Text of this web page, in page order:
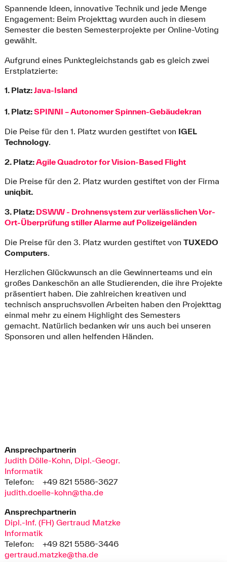
Spannende Ideen, innovative Technik und jede Menge
Engagement: Beim Projekttag wurden auch in diesem
Semester die besten Semesterprojekte per Online-Voting
gewählt.
Aufgrund eines Punktegleichstands gab es gleich zwei
Erstplatzierte:
1. Platz:Java-Island
1. Platz:SPINNI – Autonomer Spinnen-Gebäudekran
Die Peise für den 1. Platz wurden gestiftet von IGEL
Technology.
2. Platz:Agile Quadrotor for Vision-Based Flight
Die Preise für den 2. Platz wurden gestiftet von der Firma
uniqbit.
3. Platz: DSWW - Drohnensystem zur verlässlichen Vor-
Ort-Überprüfung stiller Alarme auf Polizeigeländen
Die Preise für den 3. Platz wurden gestiftet von TUXEDO
Computers
Herzlichen Glückwunsch an die Gewinnerteams und ein
großes Dankeschön an alle Studierenden, die ihre Projekte
präsentiert haben. Die zahlreichen kreativen und
technisch anspruchsvollen Arbeiten haben den Projekttag
einmal mehr zu einem Highlight des Semesters
gemacht. Natürlich bedanken wir uns auch bei unseren
Sponsoren und allen helfenden Händen.
Ansprechpartnerin
Judith Dölle-Kohn, Dipl.-Geogr.
Informatik
Telefon:
+49 821 5586-3627
judith.doelle-kohn@tha.de
Ansprechpartnerin
Dipl.-Inf. (FH) Gertraud Matzke
Informatik
Telefon:
+49 821 5586-3446
gertraud.matzke@tha.de